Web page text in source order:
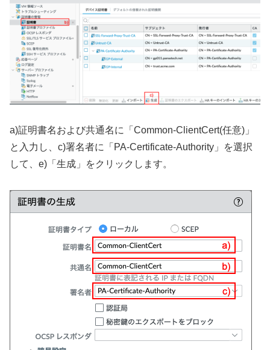
a)証明書名および共通名に「Common-ClientCert(任意)」
と入力し、c)署名者に「PA-Certificate-Authority」を選択
して、e)「生成」をクリックします。